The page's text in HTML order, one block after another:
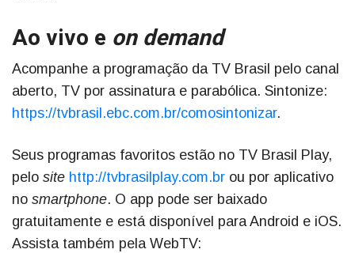
Ao vivo e on demand
Acompanhe a programação da TV Brasil pelo canal
aberto, TV por assinatura e parabólica. Sintonize:
https://tvbrasil.ebc.com.br/comosintonizar.
Seus programas favoritos estão no TV Brasil Play,
pelo site http://tvbrasilplay.com.br ou por aplicativo
no smartphone. O app pode ser baixado
gratuitamente e está disponível para Android e iOS.
Assista também pela WebTV: